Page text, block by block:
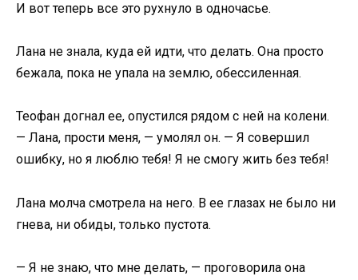
И вот теперь все это рухнуло в одночасье.
Лана не знала, куда ей идти, что делать. Она просто
бежала, пока не упала на землю, обессиленная.
Теофан догнал ее, опустился рядом с ней на колени.
— Лана, прости меня, — умолял он. — Я совершил
ошибку, но я люблю тебя! Я не смогу жить без тебя!
Лана молча смотрела на него. В ее глазах не было ни
гнева, ни обиды, только пустота.
— Я не знаю, что мне делать, — проговорила она